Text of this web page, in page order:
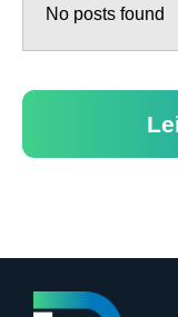
No posts found